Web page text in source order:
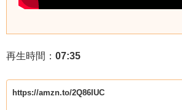
再生時間： 07:35
https://amzn.to/2Q86IUC